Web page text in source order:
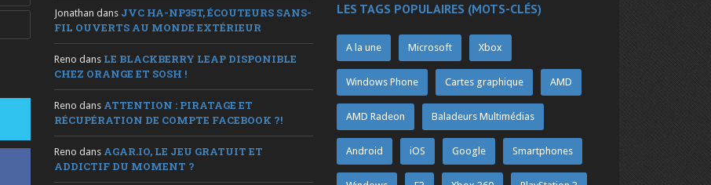
Jonathan dans JVC HA-NP35T, ÉCOUTEURS SANS-
FIL OUVERTS AU MONDE EXTÉRIEUR
Reno dans LE BLACKBERRY LEAP DISPONIBLE
CHEZ ORANGE ET SOSH !
Reno dans ATTENTION : PIRATAGE ET
RÉCUPÉRATION DE COMPTE FACEBOOK ?!
Reno dans AGAR.IO, LE JEU GRATUIT ET
ADDICTIF DU MOMENT ?
LES TAGS POPULAIRES (MOTS-CLÉS)
A la une Microsoft Xbox
Windows Phone Cartes graphique AMD
AMD Radeon Baladeurs Multimédias
Android iOS Google Smartphones